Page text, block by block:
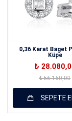
0,36 Karat Baget
Küpe
₺
₺ 56.160,00
SEPETE